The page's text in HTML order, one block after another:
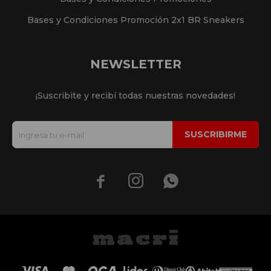
Bases y Condiciones Promoción 2x1 BR Sneakers
NEWSLETTER
¡Suscribite y recibí todas nuestras novedades!
SUSCRIBIRME
  